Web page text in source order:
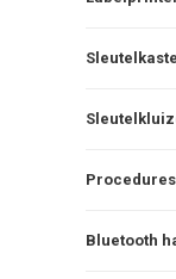
Bluetooth